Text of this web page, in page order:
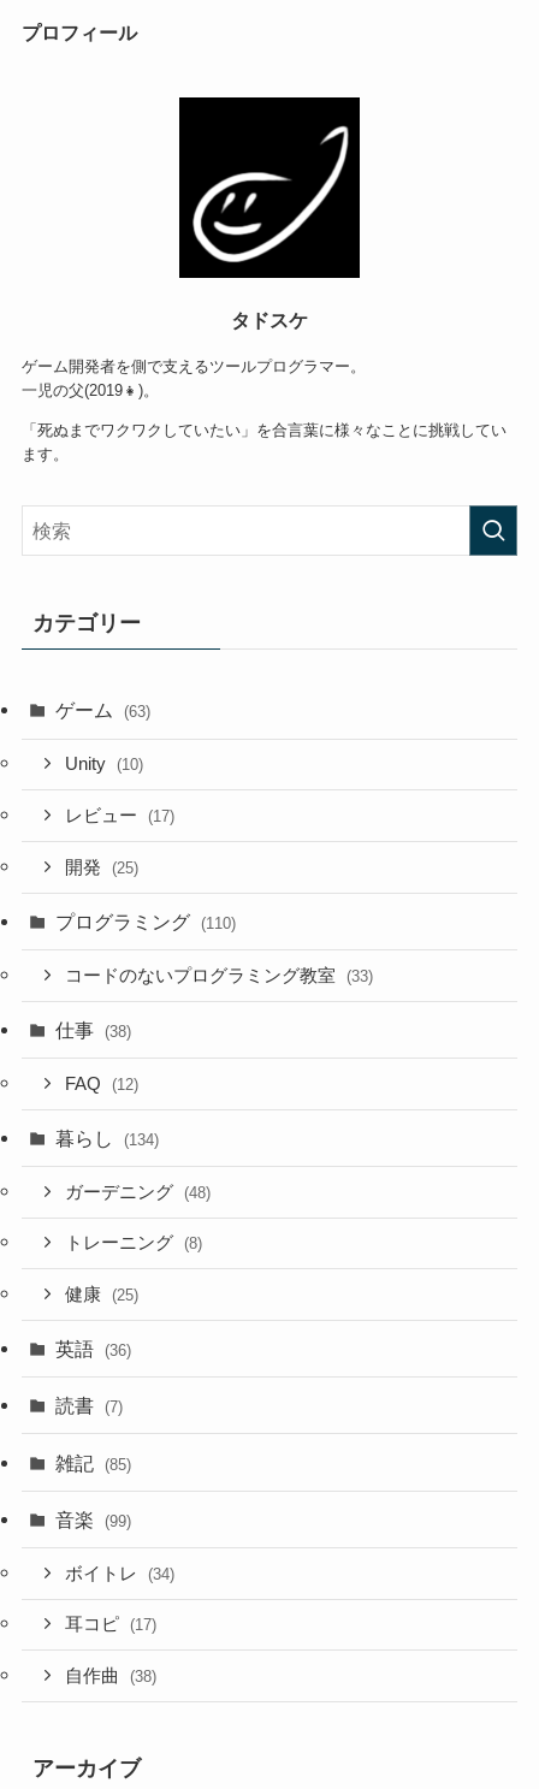
プロフィール
タドスケ
ゲーム開発者を側で支えるツールプログラマー。
一児の父(2019👧)。
「死ぬまでワクワクしていたい」を合言葉に様々なことに挑戦してい
ます。
カテゴリー
ゲーム (63)
Unity (10)
レビュー (17)
開発 (25)
プログラミング (110)
コードのないプログラミング教室 (33)
仕事 (38)
FAQ (12)
暮らし (134)
ガーデニング (48)
トレーニング (8)
健康 (25)
英語 (36)
読書 (7)
雑記 (85)
音楽 (99)
ボイトレ (34)
耳コピ (17)
自作曲 (38)
アーカイブ